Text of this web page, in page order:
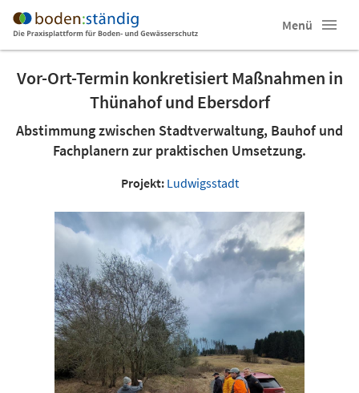
Menü
Vor-Ort-Termin konkretisiert Maßnahmen in
Thünahof und Ebersdorf
Abstimmung zwischen Stadtverwaltung, Bauhof und
Fachplanern zur praktischen Umsetzung.
Projekt: Ludwigsstadt